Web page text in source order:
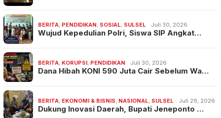
BERITA PENDIDIKAN SOSIAL SULSEL Juli 30, 2026
Wujud Kepedulian Polri, Siswa SIP Angkat…
BERITA KORUPSI PENDIDIKAN Juli 30, 2026
Dana Hibah KONI 590 Juta Cair Sebelum Wa…
BERITA EKONOMI & BISNIS NASIONAL SULSEL Juli 29, 2026
Dukung Inovasi Daerah, Bupati Jeneponto …